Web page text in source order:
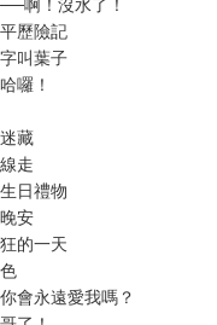
啊！沒水了！
歷險記
叫葉子
囉！
藏
走
日禮物
安
的一天
會永遠愛我嗎？